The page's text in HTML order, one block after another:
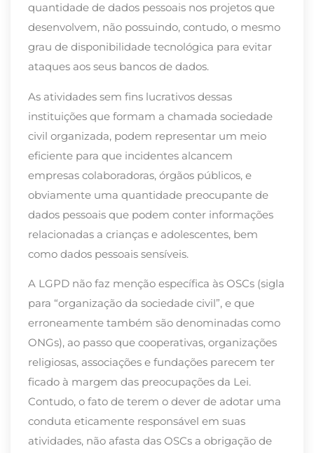
quantidade de dados pessoais nos projetos que
desenvolvem, não possuindo, contudo, o mesmo
grau de disponibilidade tecnológica para evitar
ataques aos seus bancos de dados.
As atividades sem fins lucrativos dessas
instituições que formam a chamada sociedade
civil organizada, podem representar um meio
eficiente para que incidentes alcancem
empresas colaboradoras, órgãos públicos, e
obviamente uma quantidade preocupante de
dados pessoais que podem conter informações
relacionadas a crianças e adolescentes, bem
como dados pessoais sensíveis.
A LGPD não faz menção específica às OSCs (sigla
para “organização da sociedade civil”, e que
erroneamente também são denominadas como
ONGs), ao passo que cooperativas, organizações
religiosas, associações e fundações parecem ter
ficado à margem das preocupações da Lei.
Contudo, o fato de terem o dever de adotar uma
conduta eticamente responsável em suas
atividades, não afasta das OSCs a obrigação de